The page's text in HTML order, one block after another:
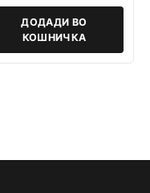
ДОДАДИ ВО
КОШНИЧКА